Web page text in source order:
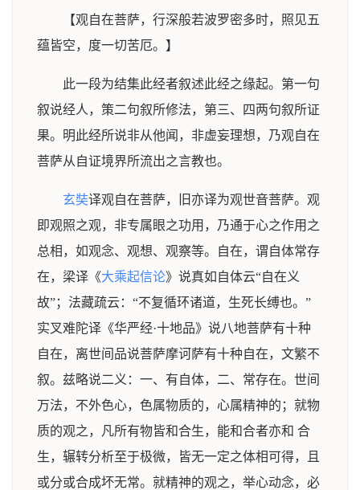
【观自在菩萨，行深般若波罗密多时，照见五
蕴皆空，度一切苦厄。】
此一段为结集此经者叙述此经之缘起。第一句
叙说经人，策二句叙所修法，第三、四两句叙所证
果。明此经所说非从他闻，非虚妄理想，乃观自在
菩萨从自证境界所流出之言教也。
玄奘译观自在菩萨，旧亦译为观世音菩萨。观
即观照之观，非专属眼之功用，乃通于心之作用之
总相，如观念、观想、观察等。自在，谓自体常存
在，梁译《大乘起信论》说真如自体云“自在义
故”；法藏疏云：“不复循环诸道，生死长缚也。”
实叉难陀译《华严经·十地品》说八地菩萨有十种
自在，离世间品说菩萨摩诃萨有十种自在，文繁不
叙。兹略说二义：一、有自体，二、常存在。世间
万法，不外色心，色属物质的，心属精神的；就物
质的观之，凡所有物皆和合生，能和合者亦和 合
生，辗转分析至于极微，皆无一定之体相可得，且
或分或合成坏无常。就精神的观之，举心动念，必